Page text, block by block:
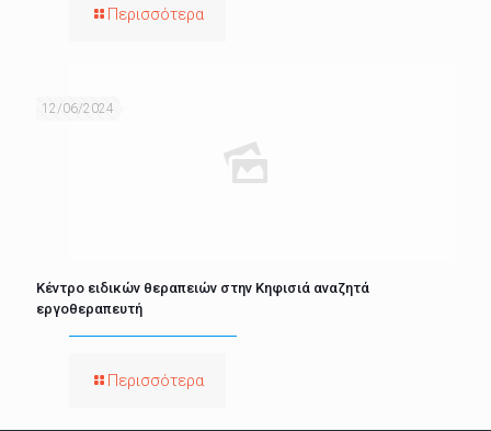
Περισσότερα
12/06/2024
Κέντρο ειδικών θεραπειών στην Κηφισιά αναζητά
εργοθεραπευτή
Περισσότερα